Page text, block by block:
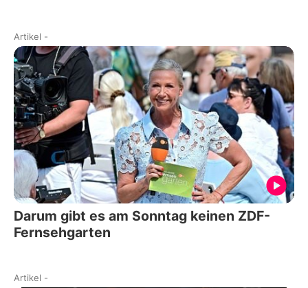
Artikel -
Darum gibt es am Sonntag keinen ZDF-
Fernsehgarten
Artikel -